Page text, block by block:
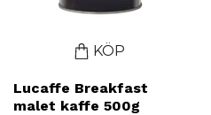
KÖP
Lucaffe Breakfast
malet kaffe 500g